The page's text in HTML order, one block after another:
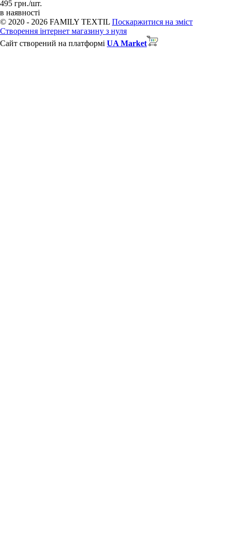
495 грн./шт.
в наявності
© 2020 - 2026 FAMILY TEXTIL Поскаржитися на зміст
Створення інтернет магазину з нуля
Сайт створений на платформі UA Market